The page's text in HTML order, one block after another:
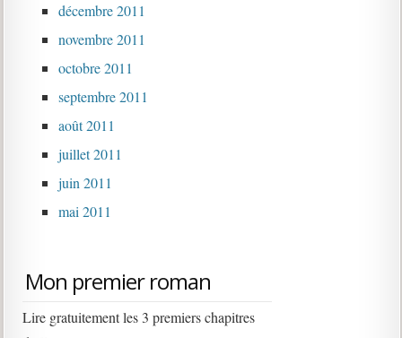
décembre 2011
novembre 2011
octobre 2011
septembre 2011
août 2011
juillet 2011
juin 2011
mai 2011
Mon premier roman
Lire gratuitement les 3 premiers chapitres